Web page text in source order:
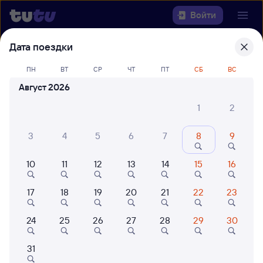
Войти
Выберите день, чтобы найти
билеты Залари — Шарья
Откуда
Найти поезда
Дата поездки
ПН ВТ СР ЧТ ПТ СБ ВС
Август 2026
1
2
3 4 5 6 7 8 9
10 11 12 13 14 15 16
17 18 19 20 21 22 23
24 25 26 27 28 29 30
31